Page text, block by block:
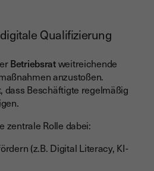
Qualifizierung
Betriebsratweitreichende
anzustoßen.
dass Beschäftigte regelmäßig
zentrale Rolle dabei:
(z.B. Digital Literacy, KI-